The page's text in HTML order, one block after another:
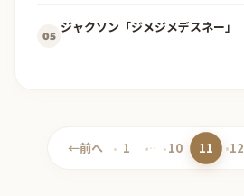
←前へ
ペ
1 …
ペ
10
ペ
11
ペ
12
05
ジャクソン「ジメジメデスネー」